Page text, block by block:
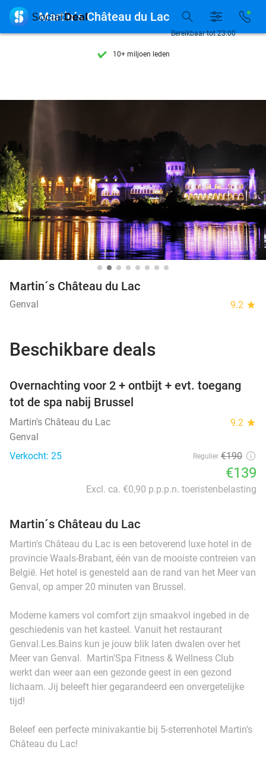
7 dagen per week beschikbaar
10+ miljoen leden
10+ miljoen leden
Bereikbaar tot 23:00
 Martin´s Château du Lac
Martin´s Château du Lac
Genval 9.2 star
Beschikbare deals
Overnachting voor 2 + ontbijt + evt. toegang
tot de spa nabij Brussel
Martin's Château du Lac 9.2 star
Genval
Verkocht: 25
Regulier €190
€139
Excl. ca. €0,90 p.p.p.n. toeristenbelasting
Martin´s Château du Lac
Martin's Château du Lac is een betoverend luxe hotel in de
provincie Waals-Brabant, één van de mooiste contreien van
België. Het hotel is genesteld aan de rand van het Meer van
Genval, op amper 20 minuten van Brussel.
Moderne kamers vol comfort zijn smaakvol ingebed in de
geschiedenis van het kasteel. Vanuit het restaurant
Genval.Les.Bains kun je jouw blik laten dwalen over het
Meer van Genval. Martin'Spa Fitness & Wellness Club
werkt dan weer aan een gezonde geest in een gezond
lichaam. Jij beleeft hier gegarandeerd een onvergetelijke
tijd!
Beleef een perfecte minivakantie bij 5-sterrenhotel Martin's
Château du Lac!